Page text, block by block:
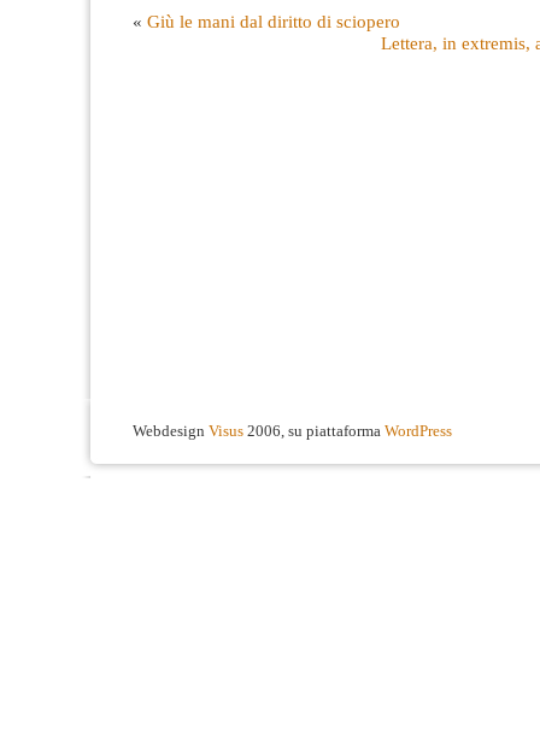
« Giù le mani dal diritto di sciopero
Lettera, in extremis,
Webdesign Visus 2006, su piattaforma WordPress